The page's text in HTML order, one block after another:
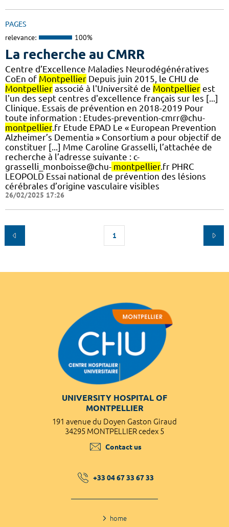
PAGES
relevance: 100%
La recherche au CMRR
Centre d’Excellence Maladies Neurodégénératives
CoEn of Montpellier Depuis juin 2015, le CHU de
Montpellier associé à l'Université de Montpellier est
l'un des sept centres d'excellence français sur les [...]
Clinique. Essais de prévention en 2018-2019 Pour
toute information : Etudes-prevention-cmrr@chu-
montpellier.fr Etude EPAD Le « European Prevention
Alzheimer’s Dementia » Consortium a pour objectif de
constituer [...] Mme Caroline Grasselli, l’attachée de
recherche à l’adresse suivante : c-
grasselli_monboisse@chu- montpellier.fr PHRC
LEOPOLD Essai national de prévention des lésions
cérébrales d’origine vasculaire visibles
26/02/2025 17:26
1
UNIVERSITY HOSPITAL OF
MONTPELLIER
191 avenue du Doyen Gaston Giraud
34295 MONTPELLIER cedex 5
Contact us
+33 04 67 33 67 33
home